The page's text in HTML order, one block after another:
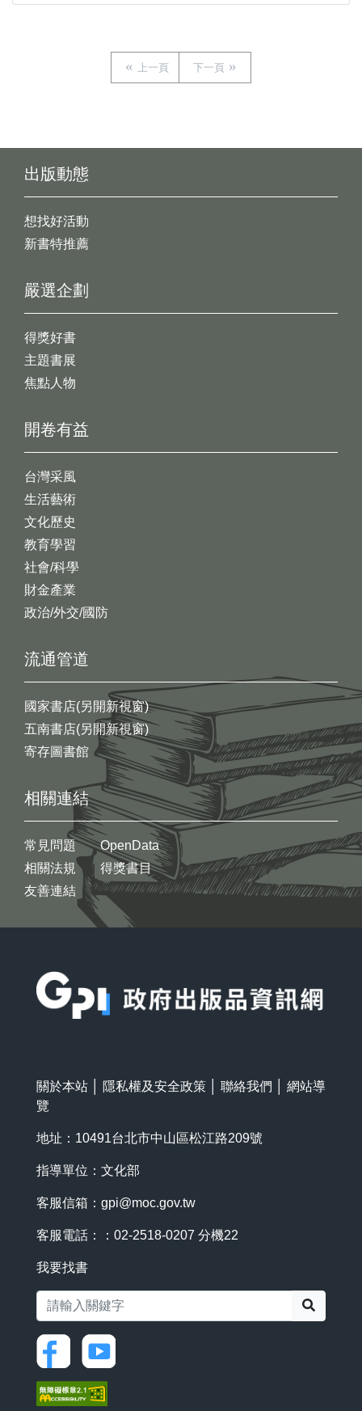
上一頁 下一頁
出版動態
想找好活動
新書特推薦
開卷有益
台灣采風
生活藝術
文化歷史
教育學習
社會/科學
財金產業
政治/外交/國防
嚴選企劃
得獎好書
主題書展
焦點人物
流通管道
國家書店(另開新視窗)
五南書店(另開新視窗)
寄存圖書館
相關連結
常見問題
相關法規
友善連結
OpenData
得獎書目
關於本站 隱私權及安全政策 聯絡我們
網站導
覽
地址：10491台北市中山區松江路209號
指導單位：文化部
客服信箱： gpi@moc.gov.tw
客服電話：：02-2518-0207 分機22
我要找書